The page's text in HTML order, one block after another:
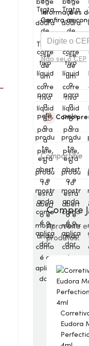
Informações
Confira as
Não sei o CEP
Como
Compartilhe
Compre
Aproveite e
produtos.
Eudora